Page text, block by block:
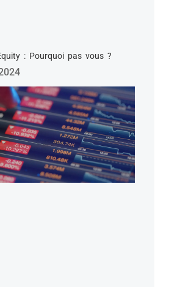
: Pourquoi pas vous ?